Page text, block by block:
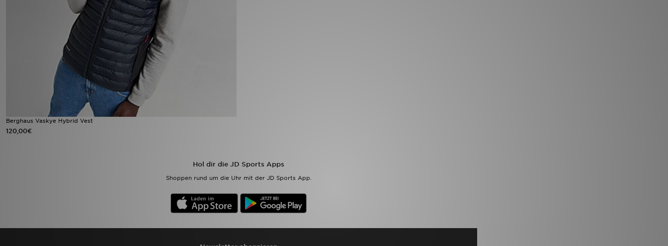
Berghaus Vaskye Hybrid Vest
120,00€
Hol dir die JD Sports Apps
Shoppen rund um die Uhr mit der JD Sports App.
Geschenkkarte
Meine Nachrichten